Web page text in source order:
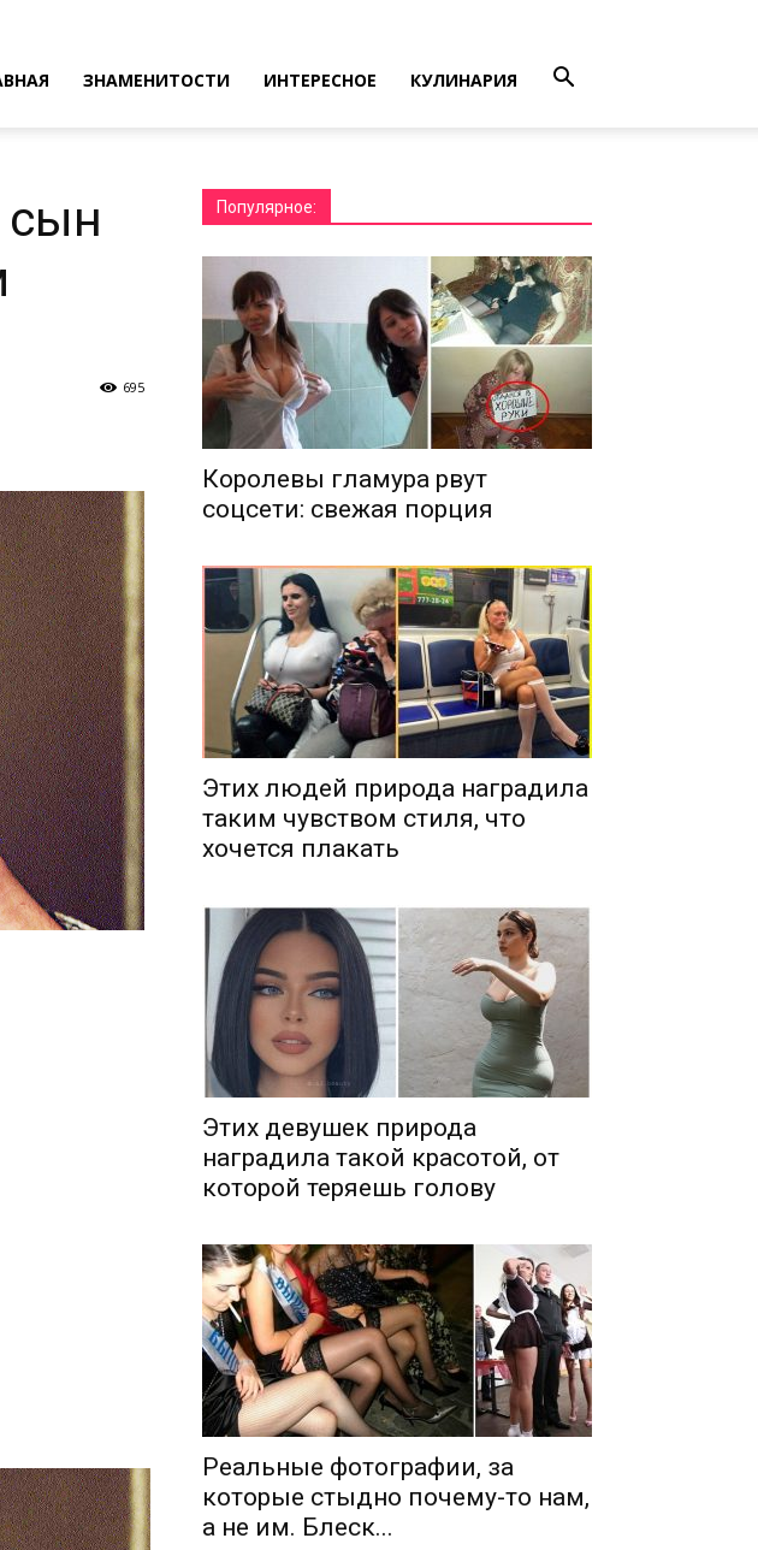
ЗНАМЕНИТОСТИ ИНТЕРЕСНОЕ КУЛИНАРИЯ
сын
695
Популярное:
Королевы гламура рвут
соцсети: свежая порция
Этих людей природа наградила
таким чувством стиля, что
хочется плакать
Этих девушек природа
наградила такой красотой, от
которой теряешь голову
Реальные фотографии, за
которые стыдно почему-то нам,
а не им. Блеск...